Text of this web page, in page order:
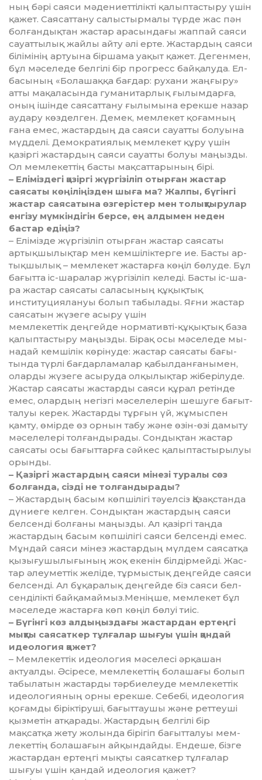
ның бәрі саяси мәдениеттілікті қа­лыптастыру үшін
қажет. Сая­сат­тану салыстырмалы түрде жас пән
болғандықтан жастар арасындағы жаппай саяси
сауаттылық жайлы айту әлі ерте. Жастардың саяси
бі­лі­мінің артуына біршама уақыт қа­жет. Дегенмен,
бұл мәселеде бел­гілі бір прогресс байқалуда. Ел­
ба­сының «Болашаққа бағдар: рухани жаң­ғыру»
атты мақаласында гу­ма­нитарлық ғылымдарға,
оның ішінде саясаттану ғылымына ерек­ше назар
аудару көзделген. Демек, мемлекет қоғамның
ғана емес, жас­тардың да саяси сауатты болуы­на
мүдделі. Демократиялық мем­лекет құру үшін
қазіргі жас­тардың саяси сауатты болуы маңыз­ды.
Ол мемлекеттің басты мақ­саттарының бірі.
– Еліміздегі қазіргі жүргізіліп отырған жастар
саясаты көңілі­ңіз­ден шыға ма? Жалпы, бүгінгі
жастар сая­сатына өзгерістер мен толық­тыру­лар
енгізу мүмкіндігін берсе, ең алдымен неден
бастар едіңіз?
– Елімізде жүргізіліп отырған жас­тар саясаты
артықшылықтар мен кемшіліктерге ие. Басты ар­
тық­­шылық – мемлекет жастарға көңіл бөлуде. Бұл
бағытта іс-ша­ра­лар жүргізіліп келеді. Басты іс-ша­
ра жастар саясаты саласының құ­қықтық
институциялануы бо­лып табылады. Яғни жастар
сая­сатын жүзеге асыру үшін
мем­лекеттік деңгейде нор­­мативті-құқықтық база
қалыптастыру маңызды. Бірақ осы мәселеде мы­
надай кемшілік көрінуде: жастар саясаты бағы­
тында түрлі бағдар­ла­малар қабыл­данғанымен,
оларды жүзеге асы­руда олқылықтар жібе­рілу­де.
Жастар саясаты жастарды сая­си құрал ретінде
емес, олардың не­гізгі мәселелерін шешуге бағыт­
талуы керек. Жастарды тұрғын үй, жұмыспен
қамту, өмірде өз орнын табу және өзін-өзі дамыту
мәселе­лері толғандырады. Сондықтан жас­тар
саясаты осы бағыттарға сәй­­кес қалыптастырылуы
орын­ды.
– Қазіргі жастардың саяси мі­не­зі туралы сөз
болғанда, сізді не тол­ғандырады?
– Жастардың басым көпшілігі тәуел­сіз Қазақстанда
дүниеге кел­ген. Сондықтан жастардың саяси
бел­сенді болғаны маңызды. Ал қа­зіргі таңда
жастардың басым көп­шілігі саяси белсенді емес.
Мұн­дай саяси мінез жастардың мүлдем саясатқа
қызығушылы­ғы­ның жоқ екенін білдірмейді. Жас­
тар әлеуметтік желіде, тұрмыстық дең­гейде саяси
белсенді. Ал бұ­қа­ра­лық деңгейде біз саяси бел­
сен­ділікті байқамаймыз.Меніңше, мемлекет бұл
мәселеде жастарға көп көңіл бөлуі тиіс.
– Бүгінгі көз алдыңыздағы жас­тардан ертеңгі
мықты саясаткер тұл­ғалар шығуы үшін қандай
идео­логия қажет?
– Мемлекеттік идеология мә­се­ле­сі әрқашан
актуалды. Әсіресе, мем­лекеттің болашағы болып
та­былатын жастарды тәрбиелеуде мем­лекеттік
идеологияның орны ерек­ше. Себебі, идеология
қоғам­ды бірік­тіруші, бағыттаушы және рет­теуші
қызметін атқарады. Жас­тардың белгілі бір
мақсатқа жету жолында бірігіп бағытталуы мем­
лекеттің болашағын айқын­дайды. Ендеше, бізге
жастардан ертеңгі мықты саясаткер тұлғалар
шығуы үшін қандай идеология қажет?